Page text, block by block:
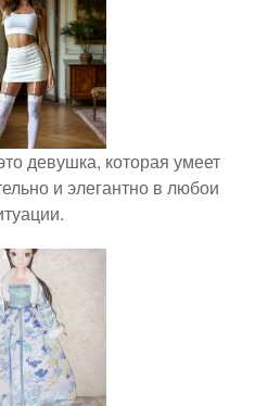
девушка, которая умеет
и элегантно в любои